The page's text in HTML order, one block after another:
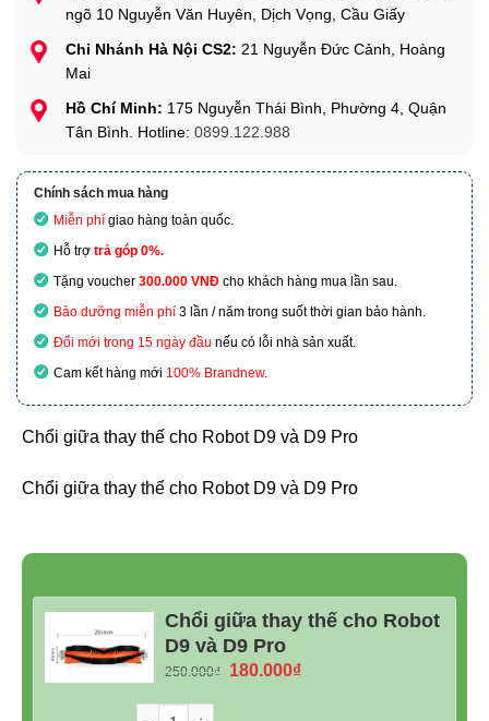
ngõ 10 Nguyễn Văn Huyên, Dịch Vọng, Cầu Giấy
Chi Nhánh Hà Nội CS2: 21 Nguyễn Đức Cảnh, Hoàng
Mai
Hồ Chí Minh: 175 Nguyễn Thái Bình, Phường 4, Quận
Tân Bình. Hotline: 0899.122.988
Chính sách mua hàng
Miễn phí giao hàng toàn quốc.
Hỗ trợ trả góp 0%.
Tặng voucher 300.000 VNĐ cho khách hàng mua lần sau.
Bảo dưỡng miễn phí 3 lần / năm trong suốt thời gian bảo hành.
Đổi mới trong 15 ngày đầu nếu có lỗi nhà sản xuất.
Cam kết hàng mới 100% Brandnew.
Chổi giữa thay thế cho Robot D9 và D9 Pro
Chổi giữa thay thế cho Robot D9 và D9 Pro
Chổi giữa thay thế cho Robot
D9 và D9 Pro
250.000₫
Giá
180.000₫Giá